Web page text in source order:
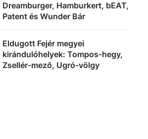
Dreamburger, Hamburkert, bEAT,
Patent és Wunder Bár
Eldugott Fejér megyei
kirándulóhelyek: Tompos-hegy,
Zsellér-mező, Ugró-völgy